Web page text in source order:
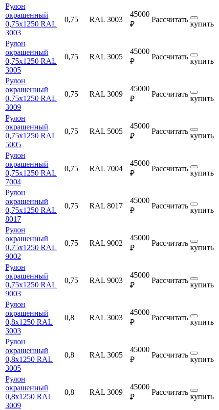
Рулон
окрашенный
0,75х1250 RAL
3003
0,75 RAL 3003
45000
₽
Рассчитать
купить
Рулон
окрашенный
0,75х1250 RAL
3005
0,75 RAL 3005
45000
₽
Рассчитать
купить
Рулон
окрашенный
0,75х1250 RAL
3009
0,75 RAL 3009
45000
₽
Рассчитать
купить
Рулон
окрашенный
0,75х1250 RAL
5005
0,75 RAL 5005
45000
₽
Рассчитать
купить
Рулон
окрашенный
0,75х1250 RAL
7004
0,75 RAL 7004
45000
₽
Рассчитать
купить
Рулон
окрашенный
0,75х1250 RAL
8017
0,75 RAL 8017
45000
₽
Рассчитать
купить
Рулон
окрашенный
0,75х1250 RAL
9002
0,75 RAL 9002
45000
₽
Рассчитать
купить
Рулон
окрашенный
0,75х1250 RAL
9003
0,75 RAL 9003
45000
₽
Рассчитать
купить
Рулон
окрашенный
0,8х1250 RAL
3003
0,8 RAL 3003
45000
₽
Рассчитать
купить
Рулон
окрашенный
0,8х1250 RAL
3005
0,8 RAL 3005
45000
₽
Рассчитать
купить
Рулон
окрашенный
0,8х1250 RAL
3009
0,8 RAL 3009
45000
₽
Рассчитать
купить